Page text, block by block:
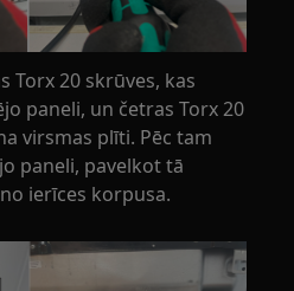
Torx 20 skrūves, kas
paneli, un četras Torx 20
virsmas plīti. Pēc tam
paneli, pavelkot tā
ierīces korpusa.